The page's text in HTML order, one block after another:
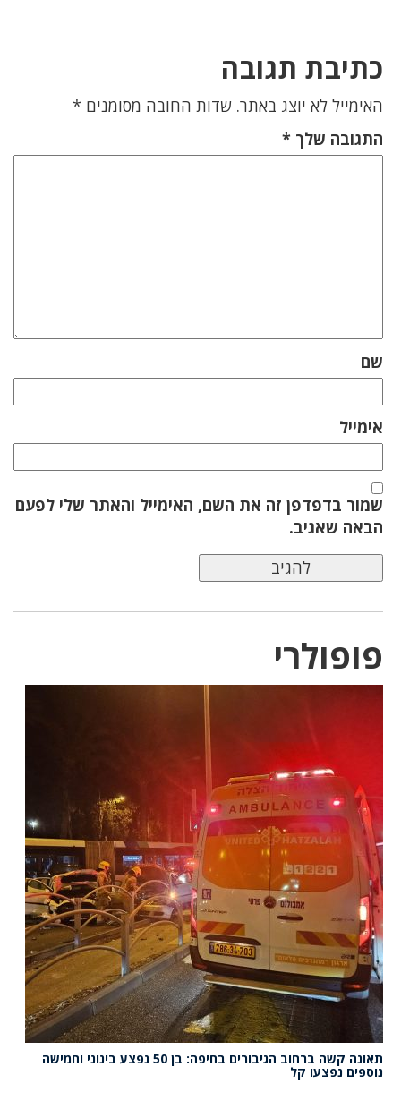
כתיבת תגובה
האימייל לא יוצג באתר. שדות החובה מסומנים *
התגובה שלך *
שם
אימייל
שמור בדפדפן זה את השם, האימייל והאתר שלי לפעם
הבאה שאגיב.
פופולרי
תאונה קשה ברחוב הגיבורים בחיפה: בן 50 נפצע בינוני וחמישה
נוספים נפצעו קל